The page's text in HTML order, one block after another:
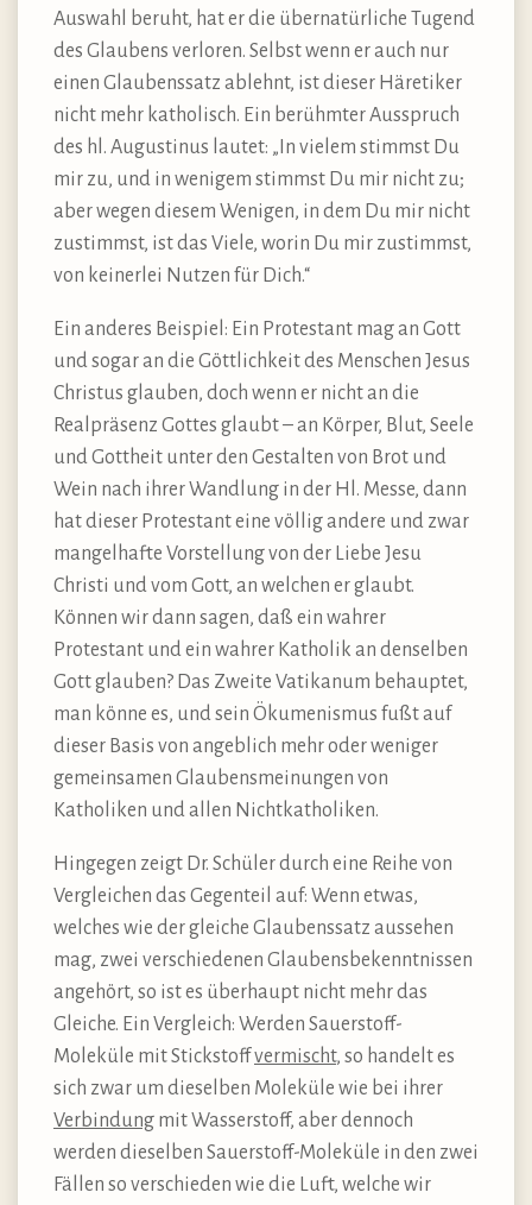
Auswahl beruht, hat er die übernatürliche Tugend
des Glaubens verloren. Selbst wenn er auch nur
einen Glaubenssatz ablehnt, ist dieser Häretiker
nicht mehr katholisch. Ein berühmter Ausspruch
des hl. Augustinus lautet: „In vielem stimmst Du
mir zu, und in wenigem stimmst Du mir nicht zu;
aber wegen diesem Wenigen, in dem Du mir nicht
zustimmst, ist das Viele, worin Du mir zustimmst,
von keinerlei Nutzen für Dich.“
Ein anderes Beispiel: Ein Protestant mag an Gott
und sogar an die Göttlichkeit des Menschen Jesus
Christus glauben, doch wenn er nicht an die
Realpräsenz Gottes glaubt – an Körper, Blut, Seele
und Gottheit unter den Gestalten von Brot und
Wein nach ihrer Wandlung in der Hl. Messe, dann
hat dieser Protestant eine völlig andere und zwar
mangelhafte Vorstellung von der Liebe Jesu
Christi und vom Gott, an welchen er glaubt.
Können wir dann sagen, daß ein wahrer
Protestant und ein wahrer Katholik an denselben
Gott glauben? Das Zweite Vatikanum behauptet,
man könne es, und sein Ökumenismus fußt auf
dieser Basis von angeblich mehr oder weniger
gemeinsamen Glaubensmeinungen von
Katholiken und allen Nichtkatholiken.
Hingegen zeigt Dr. Schüler durch eine Reihe von
Vergleichen das Gegenteil auf: Wenn etwas,
welches wie der gleiche Glaubenssatz aussehen
mag, zwei verschiedenen Glaubensbekenntnissen
angehört, so ist es überhaupt nicht mehr das
Gleiche. Ein Vergleich: Werden Sauerstoff-
Moleküle mit Stickstoffvermischt, so handelt es
sich zwar um dieselben Moleküle wie bei ihrer
Verbindung mit Wasserstoff, aber dennoch
werden dieselben Sauerstoff-Moleküle in den zwei
Fällen so verschieden wie die Luft, welche wir